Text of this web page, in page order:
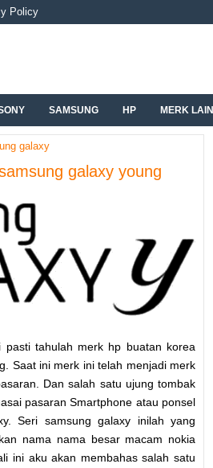
Policy
SAMSUNG HP MERK LAIN
galaxy
galaxy young
pasti tahulah merk hp buatan korea
Saat ini merk ini telah menjadi merk
Dan salah satu ujung tombak
pasaran Smartphone atau ponsel
Seri samsung galaxy inilah yang
nama nama besar macam nokia
ini aku akan membahas salah satu